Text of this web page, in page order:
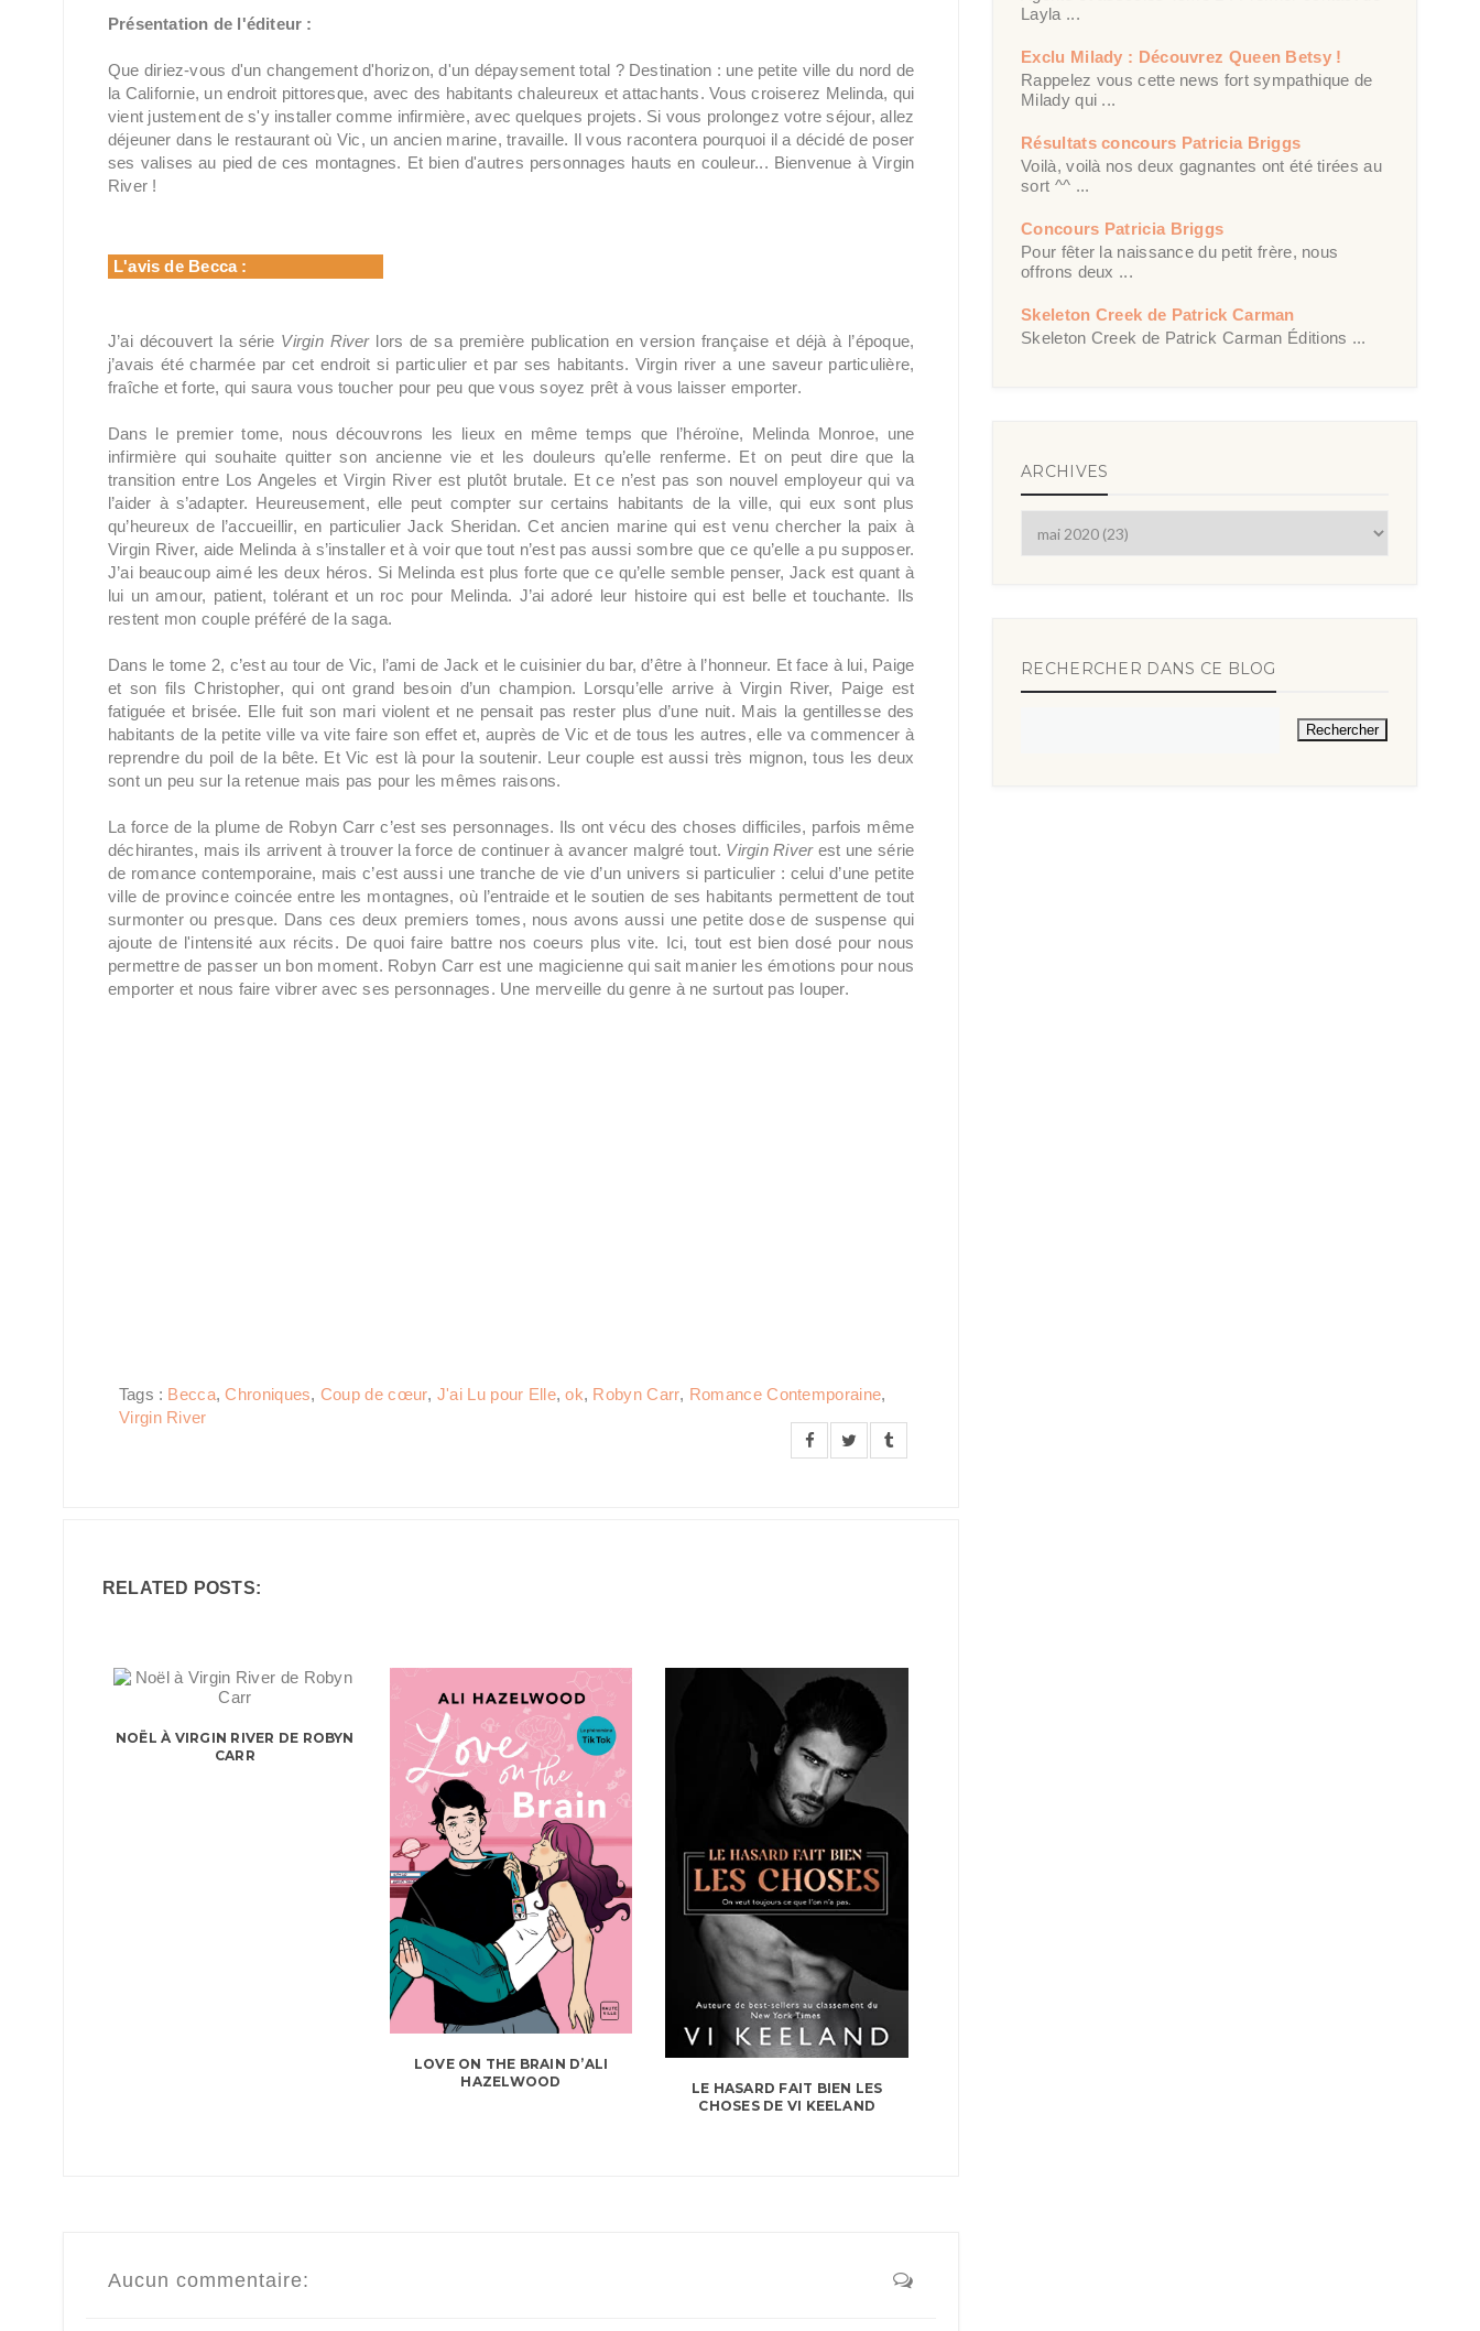
Présentation de l'éditeur :
Que diriez-vous d'un changement d'horizon, d'un dépaysement total ? Destination : une petite ville du nord de
la Californie, un endroit pittoresque, avec des habitants chaleureux et attachants. Vous croiserez Melinda, qui
vient justement de s'y installer comme infirmière, avec quelques projets. Si vous prolongez votre séjour, allez
déjeuner dans le restaurant où Vic, un ancien marine, travaille. Il vous racontera pourquoi il a décidé de poser
ses valises au pied de ces montagnes. Et bien d'autres personnages hauts en couleur... Bienvenue à Virgin
River !
L'avis de Becca :
J’ai découvert la série Virgin Riverlors de sa première publication en version française et déjà à l’époque,
j’avais été charmée par cet endroit si particulier et par ses habitants. Virgin river a une saveur particulière,
fraîche et forte, qui saura vous toucher pour peu que vous soyez prêt à vous laisser emporter.
Dans le premier tome, nous découvrons les lieux en même temps que l’héroïne, Melinda Monroe, une
infirmière qui souhaite quitter son ancienne vie et les douleurs qu’elle renferme. Et on peut dire que la
transition entre Los Angeles et Virgin River est plutôt brutale. Et ce n’est pas son nouvel employeur qui va
l’aider à s’adapter. Heureusement, elle peut compter sur certains habitants de la ville, qui eux sont plus
qu’heureux de l’accueillir, en particulier Jack Sheridan. Cet ancien marine qui est venu chercher la paix à
Virgin River, aide Melinda à s’installer et à voir que tout n’est pas aussi sombre que ce qu’elle a pu supposer.
J’ai beaucoup aimé les deux héros. Si Melinda est plus forte que ce qu’elle semble penser, Jack est quant à
lui un amour, patient, tolérant et un roc pour Melinda. J’ai adoré leur histoire qui est belle et touchante. Ils
restent mon couple préféré de la saga.
Dans le tome 2, c’est au tour de Vic, l’ami de Jack et le cuisinier du bar, d’être à l’honneur. Et face à lui, Paige
et son fils Christopher, qui ont grand besoin d’un champion. Lorsqu’elle arrive à Virgin River, Paige est
fatiguée et brisée. Elle fuit son mari violent et ne pensait pas rester plus d’une nuit. Mais la gentillesse des
habitants de la petite ville va vite faire son effet et, auprès de Vic et de tous les autres, elle va commencer à
reprendre du poil de la bête. Et Vic est là pour la soutenir. Leur couple est aussi très mignon, tous les deux
sont un peu sur la retenue mais pas pour les mêmes raisons.
La force de la plume de Robyn Carr c’est ses personnages. Ils ont vécu des choses difficiles, parfois même
déchirantes, mais ils arrivent à trouver la force de continuer à avancer malgré tout. Virgin Riverest une série
de romance contemporaine, mais c’est aussi une tranche de vie d’un univers si particulier : celui d’une petite
ville de province coincée entre les montagnes, où l’entraide et le soutien de ses habitants permettent de tout
surmonter ou presque. Dans ces deux premiers tomes, nous avons aussi une petite dose de suspense qui
ajoute de l'intensité aux récits. De quoi faire battre nos coeurs plus vite. Ici, tout est bien dosé pour nous
permettre de passer un bon moment. Robyn Carr est une magicienne qui sait manier les émotions pour nous
emporter et nous faire vibrer avec ses personnages. Une merveille du genre à ne surtout pas louper.
Tags : Becca,Chroniques, Coup de cœur, J'ai Lu pour Elle,ok, Robyn Carr, Romance Contemporaine,
Virgin River
RELATED POSTS:
NOËL À VIRGIN RIVER DE ROBYN
CARR
LOVE ON THE BRAIN D’ALI
HAZELWOOD
LE HASARD FAIT BIEN LES
CHOSES DE VI KEELAND
Aucun commentaire:
Layla ...
Exclu Milady : Découvrez Queen Betsy !
Rappelez vous cette news fort sympathique de
Milady qui ...
Résultats concours Patricia Briggs
Voilà, voilà nos deux gagnantes ont été tirées au
sort ^^ ...
Concours Patricia Briggs
Pour fêter la naissance du petit frère, nous
offrons deux ...
Skeleton Creek de Patrick Carman
Skeleton Creek de Patrick Carman Éditions ...
ARCHIVES
RECHERCHER DANS CE BLOG